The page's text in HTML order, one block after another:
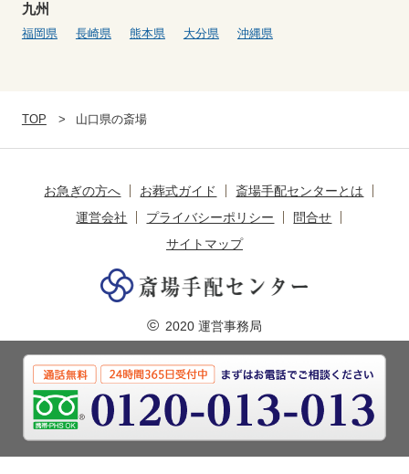
九州
福岡県 長崎県 熊本県 大分県 沖縄県
TOP 山口県の斎場
お急ぎの方へ お葬式ガイド
斎場手配センターとは
運営会社
プライバシーポリシー
問合せ
サイトマップ
© 2020 運営事務局